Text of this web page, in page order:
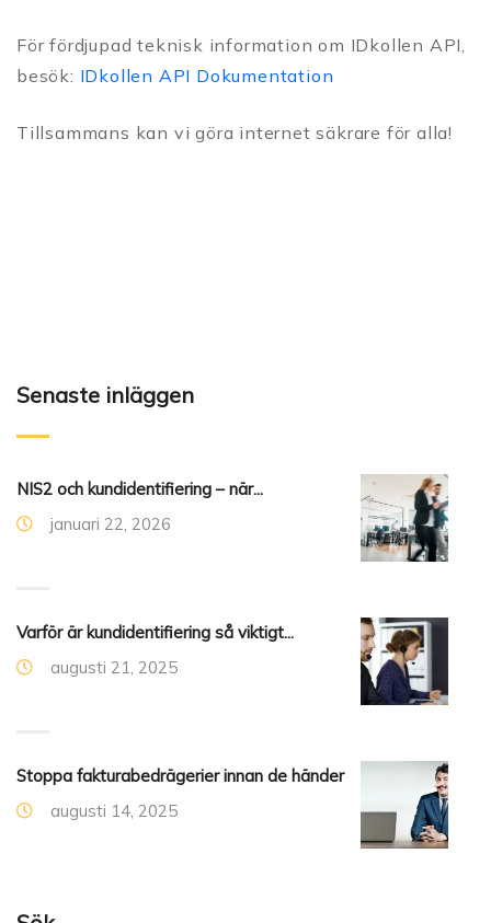
För fördjupad teknisk information om IDkollen API,
besök: IDkollen API Dokumentation
Tillsammans kan vi göra internet säkrare för alla!
Senaste inläggen
NIS2 och kundidentifiering – när...
januari 22, 2026
Varför är kundidentifiering så viktigt...
augusti 21, 2025
Stoppa fakturabedrägerier innan de händer
augusti 14, 2025